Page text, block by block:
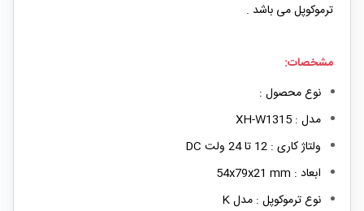
ترموکوپل می باشد .
مشخصات:
نوع محصول :
مدل : XH-W1315
ولتاژ کاری : 12 تا 24 ولت DC
ابعاد : 54x79x21 mm
نوع ترموکوپل : مدل K